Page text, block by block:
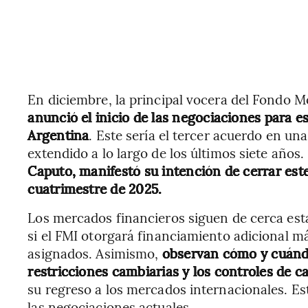
En diciembre, la principal vocera del Fondo
anunció el inicio de las negociaciones para
Argentina. Este sería el tercer acuerdo en
extendido a lo largo de los últimos siete
Caputo, manifestó su intención de cerrar
cuatrimestre de 2025.
Los mercados financieros siguen de cerca
si el FMI otorgará financiamiento adicional
asignados. Asimismo, observan cómo y
restricciones cambiarias y los controles de
su regreso a los mercados internacionales.